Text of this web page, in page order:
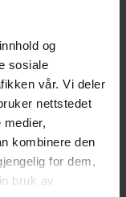
og
sosiale
vår. Vi deler
nettstedet
kombinere den
for dem,
bruk av
for maksimal
i ønsket
kunstskinn som
for optimal